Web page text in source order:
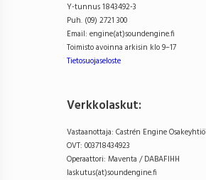
Y-tunnus 1843492-3
Puh. (09) 2721 300
Email: engine(at)soundengine.fi
Toimisto avoinna arkisin klo 9–17
Tietosuojaseloste
Verkkolaskut:
Vastaanottaja: Castrén Engine Osakeyhtiö
OVT: 003718434923
Operaattori: Maventa / DABAFIHH
laskutus(at)soundengine.fi